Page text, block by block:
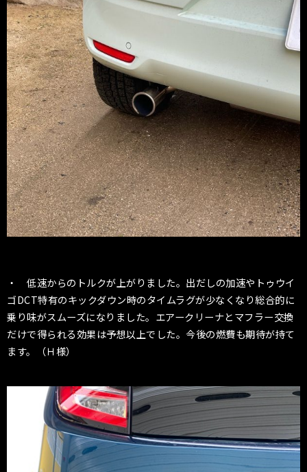
・ 低速からのトルクが上がりました。出だしの加速やトゥウイ
ゴDCT特有のキックダウン時のタイムラグが少なくなり総合的に
乗り味がスムーズになりました。エアークリーナとマフラー交換
だけで得られる効果は予想以上でした。今後の燃費も期待が持て
ます。（Ｈ様）